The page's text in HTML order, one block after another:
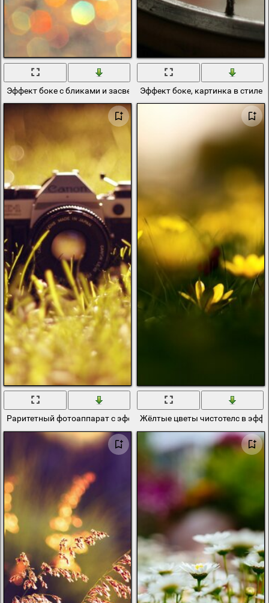
Эффект боке с бликами и засветамиЭффект боке, картинка в стиле
Раритетный фотоаппарат с эффектом бокеЖёлтые цветы чистотелс в